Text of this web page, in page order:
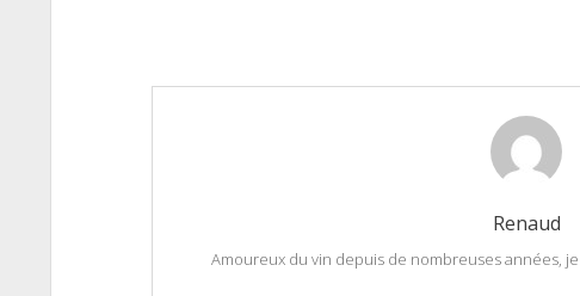
Renaud
Amoureux du vin depuis de nombreuses années,